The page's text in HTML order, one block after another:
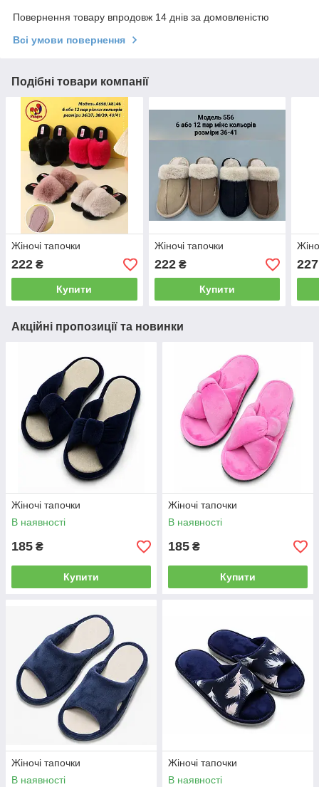
Повернення товару впродовж 14 днів за домовленістю
Всі умови повернення
Подібні товари компанії
Жіночі тапочки
222 ₴
Купити
Жіночі тапочки
222₴
Купити
227
Акційні пропозиції та новинки
Жіночі тапочки
В наявності
185 ₴
Купити
Жіночі тапочки
В наявності
185 ₴
Купити
Жіночі тапочки
В наявності
Жіночі тапочки
В наявності